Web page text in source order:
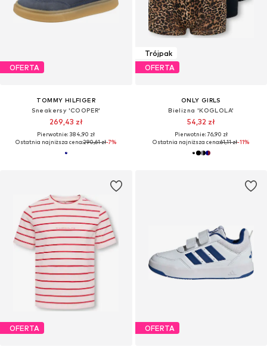
OFERTA
TOMMY HILFIGER
Sneakersy 'COOPER'
269,43 zł
Pierwotnie: 384,90 zł
Ostatnia najniższa cena:290,61 zł-7%
Trójpak
OFERTA
ONLY GIRLS
Bielizna 'KOGLOLA'
54,32 zł
Pierwotnie: 76,90 zł
Ostatnia najniższa cena:61,11 zł-11%
OFERTA OFERTA